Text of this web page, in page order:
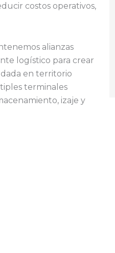
costos operativos,
alianzas
logístico para crear
en territorio
terminales
izaje y